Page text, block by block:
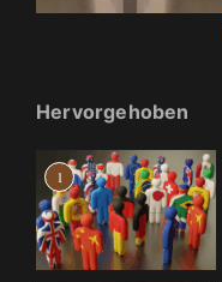
Hervorgehoben
1